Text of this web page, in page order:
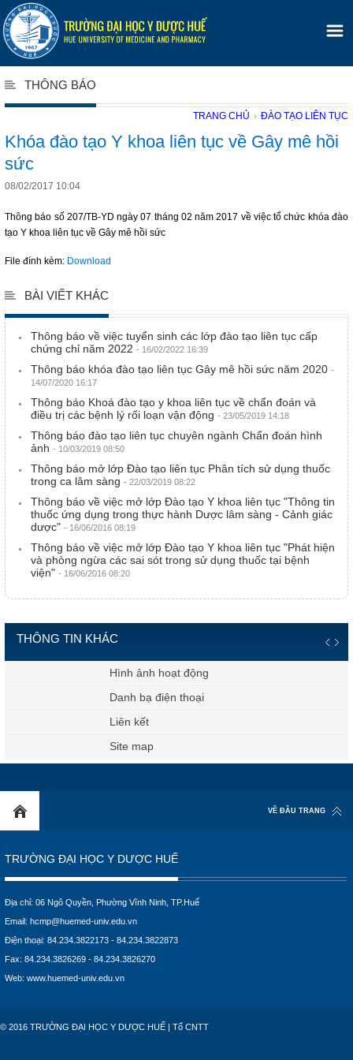
THÔNG BÁO
TRANG CHỦ › ĐÀO TẠO LIÊN TỤC
Khóa đào tạo Y khoa liên tục về Gây mê hồi
sức
08/02/2017 10:04
Thông báo số 207/TB-YD ngày 07 tháng 02 năm 2017 về việc tổ chức khóa đào
tạo Y khoa liên tục về Gây mê hồi sức
File đính kèm: Download
BÀI VIẾT KHÁC
Thông báo về việc tuyển sinh các lớp đào tạo liên tục cấp
chứng chỉ năm 2022 - 16/02/2022 16:39
Thông báo khóa đào tạo liên tục Gây mê hồi sức năm 2020 -
14/07/2020 16:17
Thông báo Khoá đào tạo y khoa liên tục về chẩn đoán và
điều trị các bệnh lý rối loạn vận động - 23/05/2019 14:18
Thông báo đào tạo liên tục chuyên ngành Chẩn đoán hình
ảnh - 10/03/2019 08:50
Thông báo mở lớp Đào tạo liên tục Phân tích sử dụng thuốc
trong ca lâm sàng - 22/03/2019 08:22
Thông báo về việc mở lớp Đào tạo Y khoa liên tục "Thông tin
thuốc ứng dụng trong thực hành Dược lâm sàng - Cảnh giác
dược" - 16/06/2016 08:19
Thông báo về việc mở lớp Đào tạo Y khoa liên tục "Phát hiện
và phòng ngừa các sai sót trong sử dụng thuốc tại bệnh
viện" - 16/06/2016 08:20
THÔNG TIN KHÁC
Hình ảnh hoạt động
Danh bạ điện thoại
VỀ ĐẦU TRANG
TRƯỜNG ĐẠI HỌC Y DƯỢC HUẾ
Địa chỉ: 06 Ngô Quyền, Phường Vĩnh Ninh, TP.Huế
Email: hcmp@huemed-univ.edu.vn
Điện thoại: 84.234.3822173 - 84.234.3822873
Fax: 84.234.3826269 - 84.234.3826270
Web: www.huemed-univ.edu.vn
© 2016 TRƯỜNG ĐẠI HỌC Y DƯỢC HUẾ | Tổ CNTT